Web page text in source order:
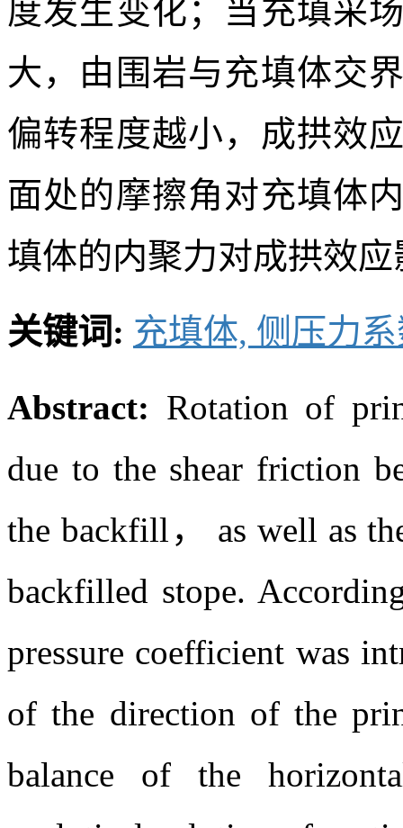
体交界面处由于剪切摩
转，在土力学理论的基
偏转时的侧压力系数；
平衡，推导得出了充填
表明:考虑主应力方向发
度发生变化；当充填采
大，由围岩与充填体交
偏转程度越小，成拱效
面处的摩擦角对充填体
填体的内聚力对成拱效
关键词: 充填体,侧压力
Abstract:Rotation of
due to the shear friction